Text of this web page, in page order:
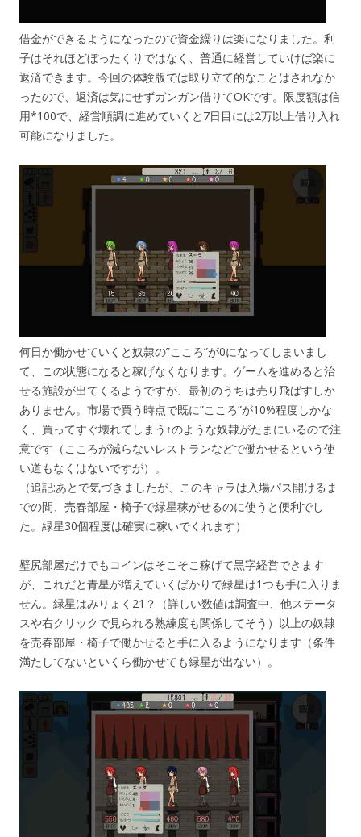
借金ができるようになったので資金繰りは楽になりました。利
子はそれほどぼったくりではなく、普通に経営していけば楽に
返済できます。今回の体験版では取り立て的なことはされなか
ったので、返済は気にせずガンガン借りてOKです。限度額は信
用*100で、経営順調に進めていくと7日目には2万以上借り入れ
可能になりました。
何日か働かせていくと奴隷の”こころ”が0になってしまいまし
て、この状態になると稼げなくなります。ゲームを進めると治
せる施設が出てくるようですが、最初のうちは売り飛ばすしか
ありません。市場で買う時点で既に”こころ”が10%程度しかな
く、買ってすぐ壊れてしまう↑のような奴隷がたまにいるので注
意です（こころが減らないレストランなどで働かせるという使
い道もなくはないですが）。
（追記:あとで気づきましたが、このキャラは入場パス開けるま
での間、売春部屋・椅子で緑星稼がせるのに使うと便利でし
た。緑星30個程度は確実に稼いでくれます）
壁尻部屋だけでもコインはそこそこ稼げて黒字経営できます
が、これだと青星が増えていくばかりで緑星は1つも手に入りま
せん。緑星はみりょく21？（詳しい数値は調査中、他ステータ
スや右クリックで見られる熟練度も関係してそう）以上の奴隷
を売春部屋・椅子で働かせると手に入るようになります（条件
満たしてないといくら働かせても緑星が出ない）。